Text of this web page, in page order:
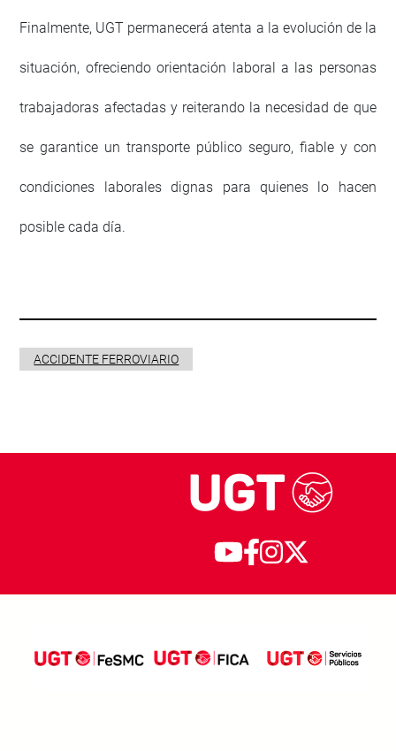
Finalmente, UGT permanecerá atenta a la evolución de la
situación, ofreciendo orientación laboral a las personas
trabajadoras afectadas y reiterando la necesidad de que
se garantice un transporte público seguro, fiable y con
condiciones laborales dignas para quienes lo hacen
posible cada día.
ACCIDENTE FERROVIARIO